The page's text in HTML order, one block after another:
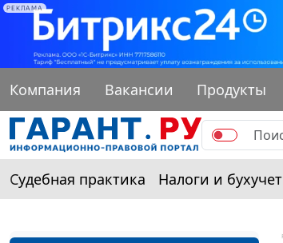
РЕКЛАМА
Компания Вакансии Продукты
Судебная практика Налоги и бухучет